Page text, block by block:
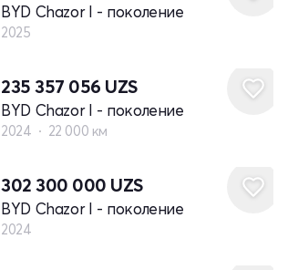
BYD Chazor I - поколение
2025
235 357 056 UZS
BYD Chazor I - поколение
2024 22 000 км
302 300 000 UZS
BYD Chazor I - поколение
2024